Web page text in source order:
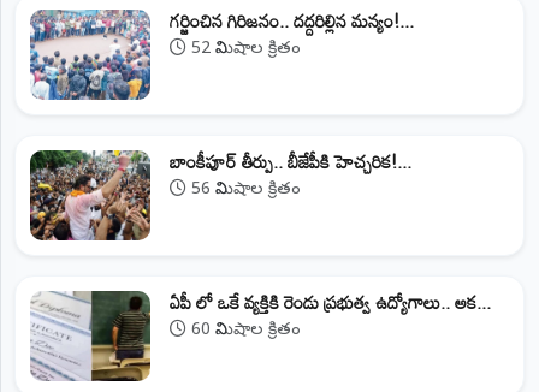
గర్జించిన గిరిజనం.. దద్దరిల్లిన మన్యం!...
52 నిమిషాల క్రితం
బాంకీపూర్‌ తీర్పు.. బీజేపీకి హెచ్చరిక!...
56 నిమిషాల క్రితం
ఏపీ లో ఒకే వ్యక్తికి రెండు ప్రభుత్వ ఉద్యోగాలు.. అక...
60 నిమిషాల క్రితం